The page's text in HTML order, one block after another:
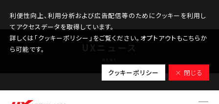
利便性向上、利用分析および広告配信等のためにクッキーを利用し
てアクセスデータを取得しています。
詳しくは「クッキーポリシー」をご覧ください。オプトアウトもこちらか
ら可能です。
クッキーポリシー × 閉じる